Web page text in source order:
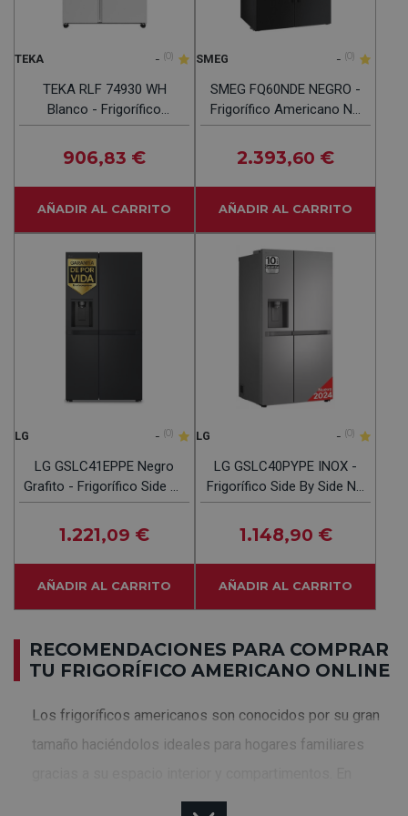
TEKA - (0)
TEKA RLF 74930 WH
Blanco - Frigorífico
Americano No Frost
906,83 €
AÑADIR AL CARRITO
SMEG - (0)
SMEG FQ60NDE NEGRO -
Frigorífico Americano No
Frost
2.393,60 €
AÑADIR AL CARRITO
LG - (0)
LG GSLC41EPPE Negro
Grafito - Frigorífico Side By
Side No Frost
1.221,09 €
AÑADIR AL CARRITO
LG - (0)
LG GSLC40PYPE INOX -
Frigorífico Side By Side No
Frost
1.148,90 €
AÑADIR AL CARRITO
RECOMENDACIONES PARA COMPRAR
TU FRIGORÍFICO AMERICANO ONLINE
Los frigoríficos americanos son conocidos por su gran
tamaño haciéndolos ideales para hogares familiares
Electrocosto encontrarás una gran selección de